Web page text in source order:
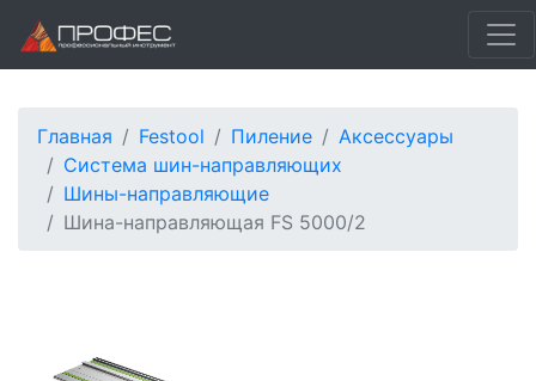
Главная Festool Пиление
Аксессуары
Система шин-направляющих
Шины-направляющие
Шина-направляющая FS 5000/2